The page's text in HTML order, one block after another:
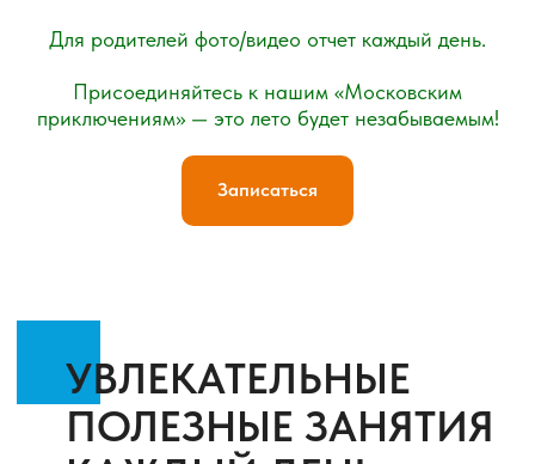
Для родителей фото/видео отчет каждый день.
Присоединяйтесь к нашим «Московским
приключениям» — это лето будет незабываемым!
Записаться